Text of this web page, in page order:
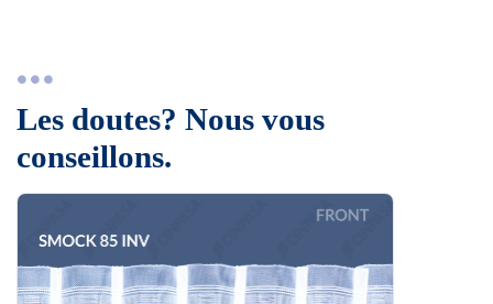
Les doutes? Nous vous
conseillons.